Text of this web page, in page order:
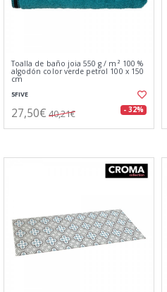
Toalla de baño joia 550 g / m² 100 %
algodón color verde petrol 100 x 150
cm
5FIVE
27,50€ 40,21€ - 32%